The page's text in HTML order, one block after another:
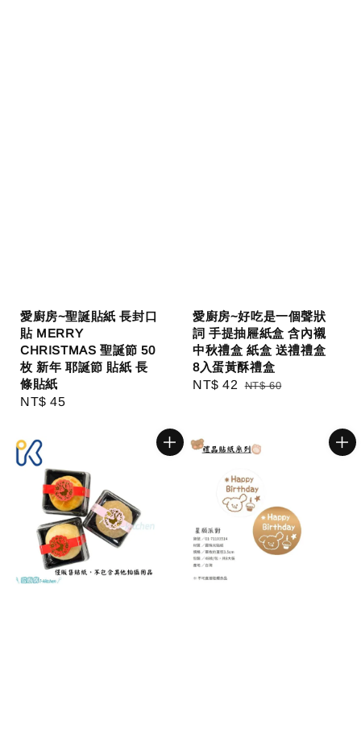
愛廚房~聖誕貼紙 長封口
貼 MERRY
CHRISTMAS 聖誕節 50
枚 新年 耶誕節 貼紙 長
條貼紙
Regular
NT$ 45
愛廚房~好吃是一個聲狀
詞 手提抽屜紙盒 含內襯
中秋禮盒 紙盒 送禮禮盒
8入蛋黃酥禮盒
Sale
NT$ 42 Regular
NT$ 60